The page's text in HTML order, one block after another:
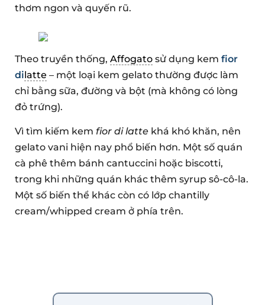
thơm ngon và quyến rũ.
Theo truyền thống, Affogato sử dụng kem fior
dilatte – một loại kem gelato thường được làm
chỉ bằng sữa, đường và bột (mà không có lòng
đỏ trứng).
Vì tìm kiếm kem fior di latte khá khó khăn, nên
gelato vani hiện nay phổ biến hơn. Một số quán
cà phê thêm bánh cantuccini hoặc biscotti,
trong khi những quán khác thêm syrup sô-cô-la.
Một số biến thể khác còn có lớp chantilly
cream/whipped cream ở phía trên.